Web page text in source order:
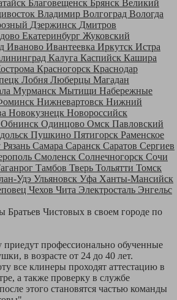
Благовещенск Брянск Великий
Владимир Волгоград Вологда
Дзержинск Дмитров
Екатеринбург Жуковский
Иваново Ивантеевка Иркутск Истра
Калуга Каспийск Кашира
Красногорск Краснодар
Лобня Люберцы Магадан
Мурманск Мытищи Набережные
Нижневартовск Нижний
Новокузнецк Новороссийск
Обнинск Одинцово Омск Павловский
Пушкино Пятигорск Раменское
Рязань Самара Саранск Саратов Сергиев
Смоленск Солнечногорск Сочи
Тамбов Тверь Тольятти Томск
Удэ Ульяновск Уфа Ханты-Мансийск
Чехов Чита Электросталь Энгельс
Братьев Чистовых в своем городе по
приедут профессионально обученные
в возрасте от 24 до 40 лет.
все клинеры проходят аттестацию в
а также проверку в службе
этого становятся частью команды